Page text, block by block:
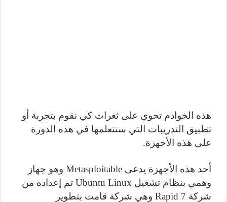
هذه الخوادم تحوي على ثغرات كي نقوم بتجربة أو
تطبيق التدريبات التي سنتعلمها في هذه الدورة
على هذه الأجهزة.
أحد هذه الأجهزة يدعى Metasploitable وهو جهاز
وهمي بنظام تشغيل Ubuntu Linux تم إعداده من
شركة Rapid 7 وهي شركة قامت بتطوير